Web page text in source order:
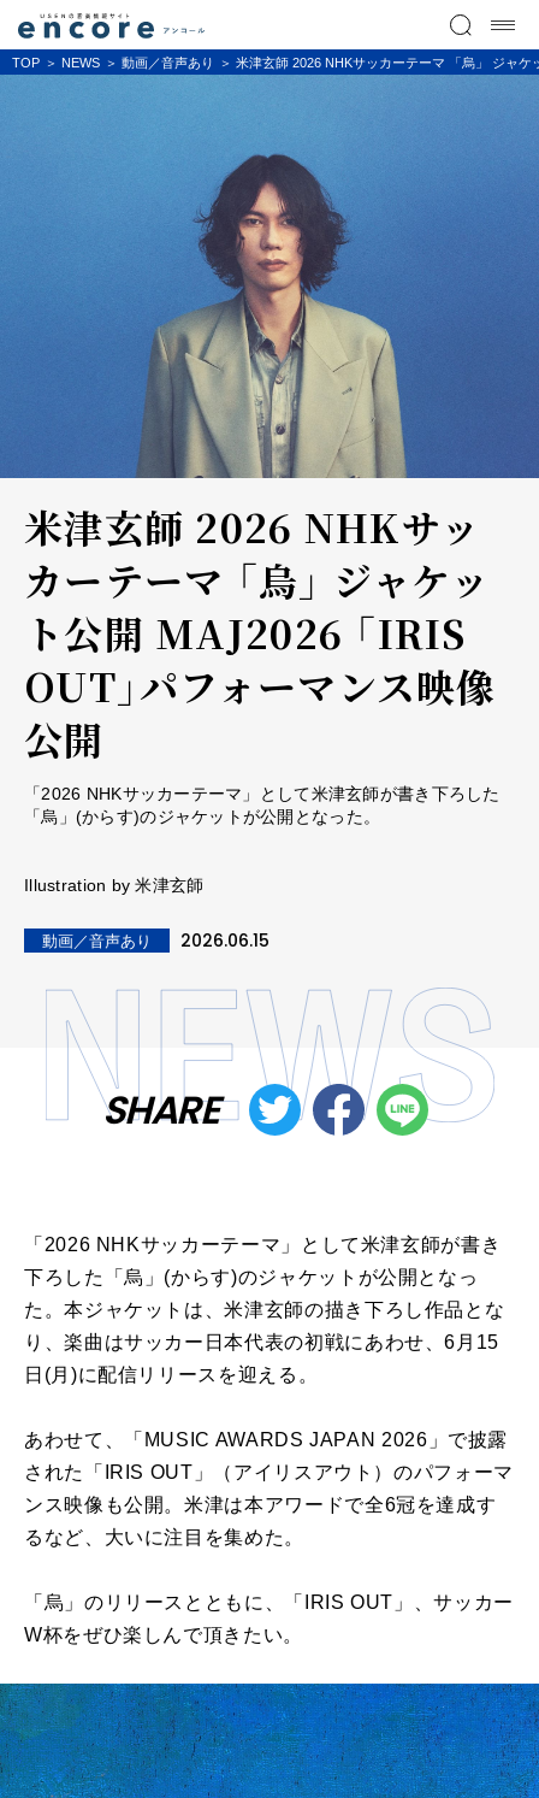
TOP NEWS 動画／音声あり 米津玄師 2026 NHKサッカーテーマ 「烏」 ジャ
米津玄師 2026 NHKサッ
カーテーマ 「烏」 ジャケッ
ト公開 MAJ2026 「IRIS
OUT」パフォーマンス映像
公開
「2026 NHKサッカーテーマ」として米津玄師が書き下ろした
「烏」(からす)のジャケットが公開となった。
Illustration by 米津玄師
動画／音声あり 2026.06.15
SHARE
「2026 NHKサッカーテーマ」として米津玄師が書き
下ろした「烏」(からす)のジャケットが公開となっ
た。本ジャケットは、米津玄師の描き下ろし作品とな
り、楽曲はサッカー日本代表の初戦にあわせ、6月15
日(月)に配信リリースを迎える。
あわせて、「MUSIC AWARDS JAPAN 2026」で披露
された「IRIS OUT」（アイリスアウト）のパフォーマ
ンス映像も公開。米津は本アワードで全6冠を達成す
るなど、大いに注目を集めた。
「烏」のリリースとともに、「IRIS OUT」、サッカー
W杯をぜひ楽しんで頂きたい。